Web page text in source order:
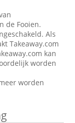
de Fooien.
Als
Takeaway.com
kan
worden
worden